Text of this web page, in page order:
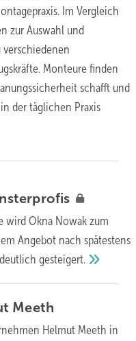
Im Vergleich
zur Auswahl und
Monteure finden
schafft und
der täglichen Praxis
wird Okna Nowak zum
Angebot nach spätestens
deutlichgesteigert.
Meeth
Helmut Meeth in